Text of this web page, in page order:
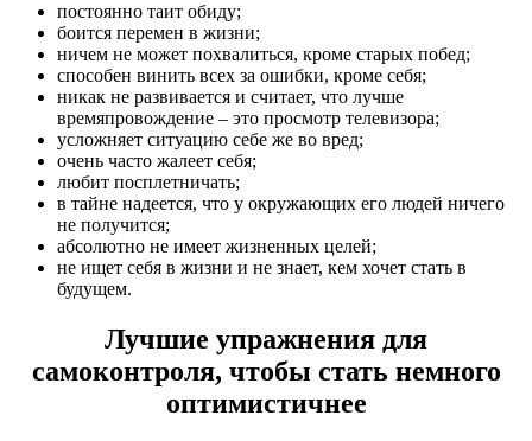
постоянно таит обиду;
боится перемен в жизни;
ничем не может похвалиться, кроме старых побед;
способен винить всех за ошибки, кроме себя;
никак не развивается и считает, что лучше
времяпровождение – это просмотр телевизора;
усложняет ситуацию себе же во вред;
очень часто жалеет себя;
любит посплетничать;
в тайне надеется, что у окружающих его людей ничего
не получится;
абсолютно не имеет жизненных целей;
не ищет себя в жизни и не знает, кем хочет стать в
будущем.
Лучшие упражнения для
самоконтроля, чтобы стать немного
оптимистичнее